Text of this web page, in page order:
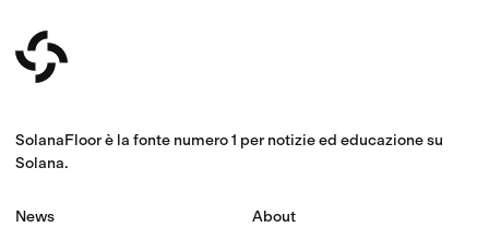
SolanaFloor è la fonte numero 1 per notizie ed educazione su
Solana.
News About